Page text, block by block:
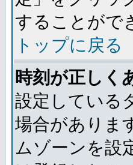
することがで
トップに戻る
時刻が正しく
設定している
場合がありま
ムゾーンを設